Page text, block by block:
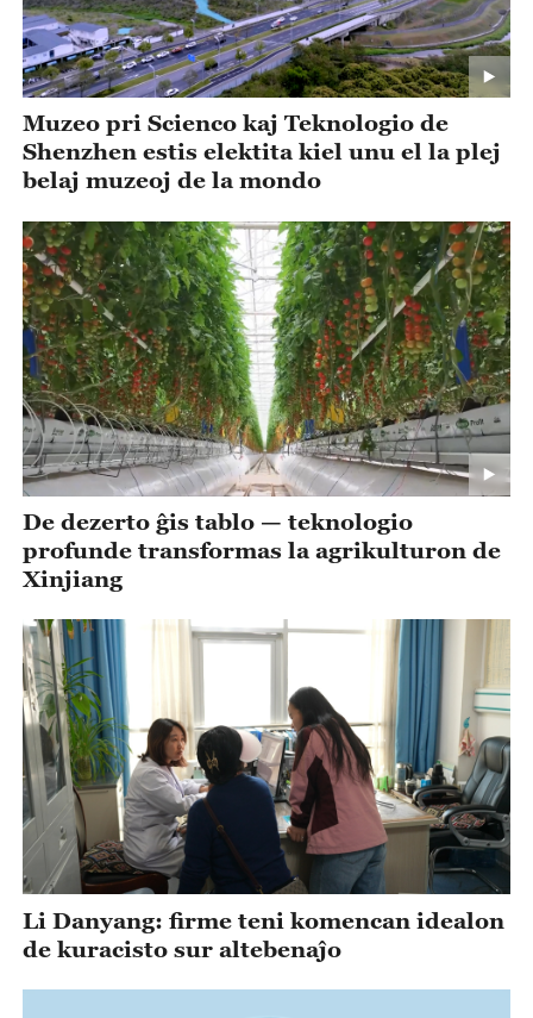
Muzeo pri Scienco kaj Teknologio de
Shenzhen estis elektita kiel unu el la plej
belaj muzeoj de la mondo
De dezerto ĝis tablo — teknologio
profunde transformas la agrikulturon de
Xinjiang
Li Danyang: firme teni komencan idealon
de kuracisto sur altebenaĵo